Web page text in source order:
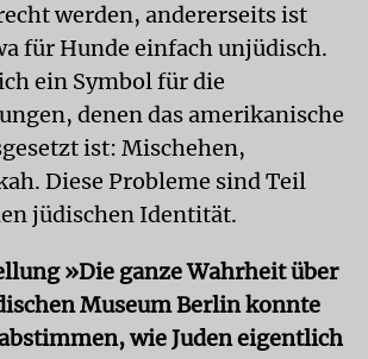
werden, andererseits ist
für Hunde einfach unjüdisch.
ein Symbol für die
denen das amerikanische
ist: Mischehen,
Diese Probleme sind Teil
jüdischen Identität.
»Die ganze Wahrheit über
Museum Berlin konnte
wie Juden eigentlich